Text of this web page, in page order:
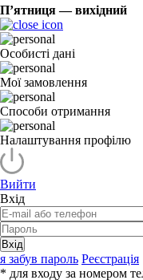
П’ятниця — вихідний
Особисті дані
Мої замовлення
Способи отримання
Налаштування профілю
Вийти
Вхід
Вхід
я забув пароль Реєстрація
* для входу за номером